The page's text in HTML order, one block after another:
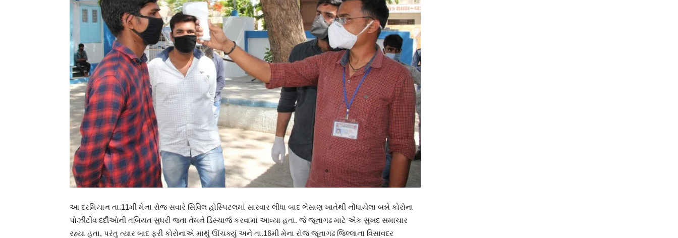
આ દરમિયાન તા.11મી મેના રોજ સવારે સિવિલ હોસ્પિટલમાં સારવાર લીધા બાદ ભેસાણ ખાતેથી નોંધાયેલા બન્ને કોરોના
પોઝીટીવ દર્દીઓની તબિયત સુધરી જતા તેમને ડિસ્ચાર્જ કરવામાં આવ્યા હતા. જે જૂનાગઢ માટે એક સુખદ સમાચાર
રહ્યા હતા, પરંતુ ત્યાર બાદ ફરી કોરોનાએ માથું ઊંચક્યું અને તા.16મી મેના રોજ જૂનાગઢ જિલ્લાના વિસાવદર